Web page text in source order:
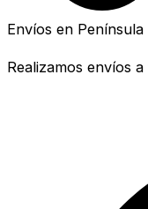
Envíos en Península
Realizamos envíos